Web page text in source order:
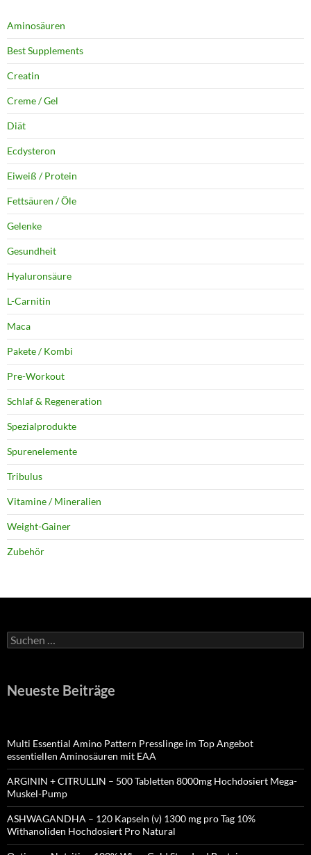
Aminosäuren
Best Supplements
Creatin
Creme / Gel
Diät
Ecdysteron
Eiweiß / Protein
Fettsäuren / Öle
Gelenke
Gesundheit
Hyaluronsäure
L-Carnitin
Maca
Pakete / Kombi
Pre-Workout
Schlaf & Regeneration
Spezialprodukte
Spurenelemente
Tribulus
Vitamine / Mineralien
Weight-Gainer
Zubehör
Suchen
nach:
Neueste Beiträge
Multi Essential Amino Pattern Presslinge im Top Angebot
essentiellen Aminosäuren mit EAA
ARGININ + CITRULLIN – 500 Tabletten 8000mg Hochdosiert Mega-
Muskel-Pump
ASHWAGANDHA – 120 Kapseln (v) 1300 mg pro Tag 10%
Withanoliden Hochdosiert Pro Natural